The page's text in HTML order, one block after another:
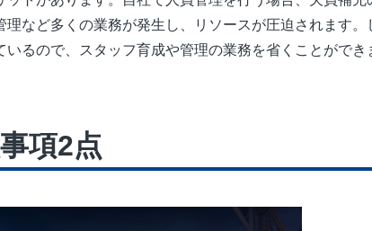
など多くの業務が発生し、リソースが圧迫されます。
るので、スタッフ育成や管理の業務を省くことができ
項2点